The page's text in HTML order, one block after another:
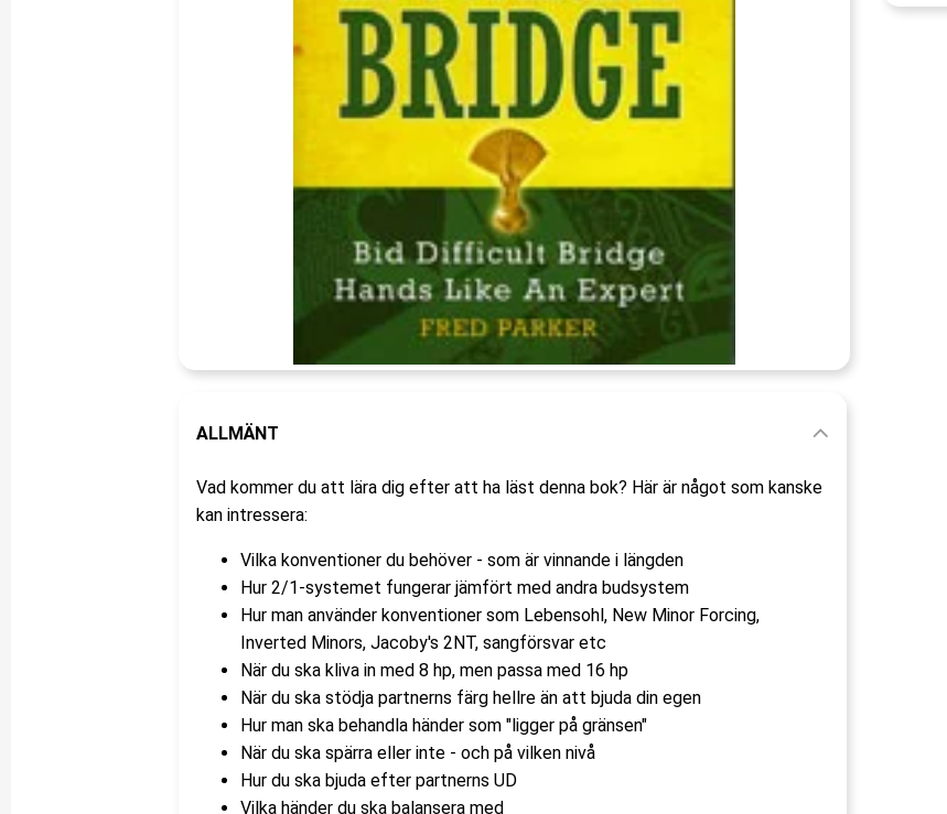
ALLMÄNT
Vad kommer du att lära dig efter att ha läst denna bok? Här är något som kanske
kan intressera:
Vilka konventioner du behöver - som är vinnande i längden
Hur 2/1-systemet fungerar jämfört med andra budsystem
Hur man använder konventioner som Lebensohl, New Minor Forcing,
Inverted Minors, Jacoby's 2NT, sangförsvar etc
När du ska kliva in med 8 hp, men passa med 16 hp
När du ska stödja partnerns färg hellre än att bjuda din egen
Hur man ska behandla händer som "ligger på gränsen"
När du ska spärra eller inte - och på vilken nivå
Hur du ska bjuda efter partnerns UD
Vilka händer du ska balansera med